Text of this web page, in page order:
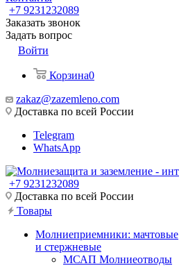
+7 9231232089
Заказать звонок
Задать вопрос
Войти
Корзина0
zakaz@zazemleno.com
Доставка по всей России
Telegram
WhatsApp
+7 9231232089
Доставка по всей России
Товары
Молниеприемники: мачтовые
и стержневые
МСАП Молниеотводы